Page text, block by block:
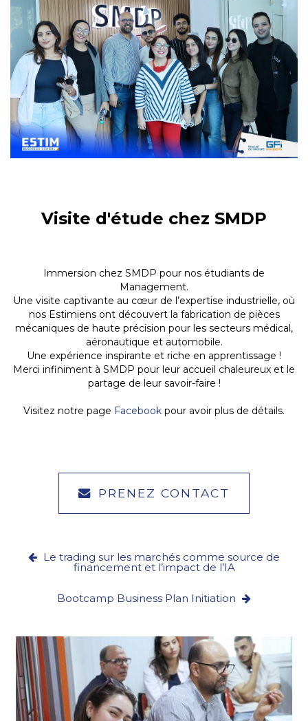
Visite d'étude chez SMDP
Immersion chez SMDP pour nos étudiants de
Management.
Une visite captivante au cœur de l’expertise industrielle, où
nos Estimiens ont découvert la fabrication de pièces
mécaniques de haute précision pour les secteurs médical,
aéronautique et automobile.
Une expérience inspirante et riche en apprentissage !
Merci infiniment à SMDP pour leur accueil chaleureux et le
partage de leur savoir-faire !
Visitez notre page Facebook pour avoir plus de détails.
PRENEZ CONTACT
Le trading sur les marchés comme source de
financement et l’impact de l’IA
Bootcamp Business Plan Initiation